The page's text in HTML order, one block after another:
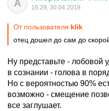
А 16:29, 30.04.2018
От пользователя klik
отец дошел до сам до
Ну представьте - лобовой
в сознании - голова в
Но с вероятностью 90%
возможно - смещение
все заглушает.